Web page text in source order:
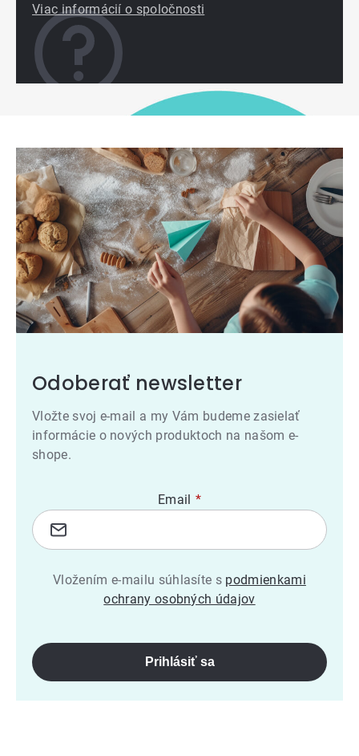
Viac informácií o spoločnosti
Odoberať newsletter
Vložte svoj e-mail a my Vám budeme zasielať
informácie o nových produktoch na našom e-
shope.
Email
Vložením e-mailu súhlasíte s podmienkami
ochrany osobných údajov
Prihlásiť sa